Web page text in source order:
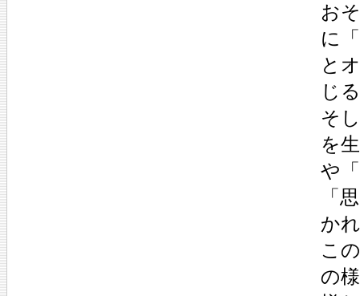
お
に
と
じ
そ
を
や
「
か
こ
の